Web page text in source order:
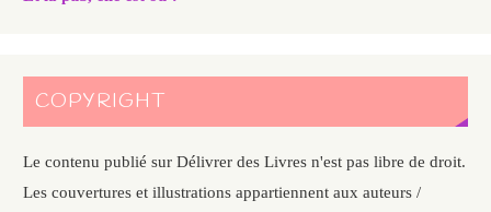
COPYRIGHT
Le contenu publié sur Délivrer des Livres n'est pas libre de droit.
Les couvertures et illustrations appartiennent aux auteurs /